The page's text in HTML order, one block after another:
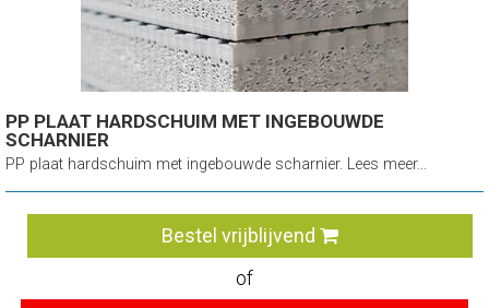
PP PLAAT HARDSCHUIM MET INGEBOUWDE
SCHARNIER
PP plaat hardschuim met ingebouwde scharnier. Lees meer...
Bestel vrijblijvend
of